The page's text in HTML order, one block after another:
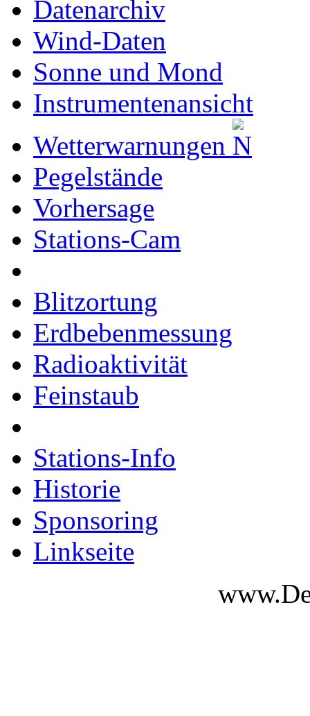
Datenarchiv
Wind-Daten
Sonne und Mond
Instrumentenansicht
Wetterwarnungen
Pegelstände
Vorhersage
Stations-Cam
Blitzortung
Erdbebenmessung
Radioaktivität
Feinstaub
Stations-Info
Historie
Sponsoring
Linkseite